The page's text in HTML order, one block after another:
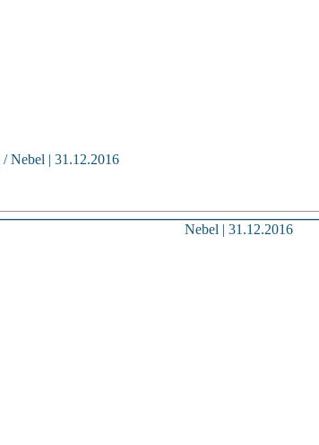
/ Nebel | 31.12.2016